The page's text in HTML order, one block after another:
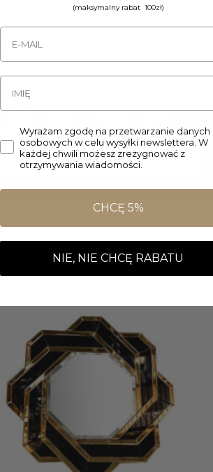
(maksymalny rabat 100zł)
Wyrażam zgodę na przetwarzanie danych
osobowych w celu wysyłki newslettera. W
każdej chwili możesz zrezygnować z
otrzymywania wiadomości.
CHCĘ 5%
NIE, NIE CHCĘ RABATU